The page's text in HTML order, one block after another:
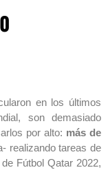
en los últimos
son demasiado
por alto: más de
realizando tareas de
Fútbol Qatar 2022,